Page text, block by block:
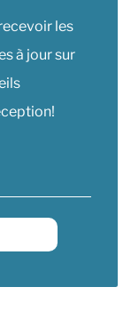
les
à jour sur